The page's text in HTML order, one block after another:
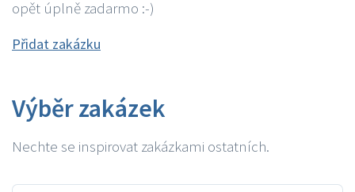
opět úplně zadarmo :-)
Přidat zakázku
Výběr zakázek
Nechte se inspirovat zakázkami ostatních.